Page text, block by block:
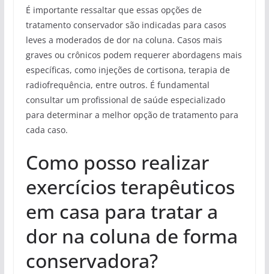
É importante ressaltar que essas opções de
tratamento conservador são indicadas para casos
leves a moderados de dor na coluna. Casos mais
graves ou crônicos podem requerer abordagens mais
específicas, como injeções de cortisona, terapia de
radiofrequência, entre outros. É fundamental
consultar um profissional de saúde especializado
para determinar a melhor opção de tratamento para
cada caso.
Como posso realizar
exercícios terapêuticos
em casa para tratar a
dor na coluna de forma
conservadora?